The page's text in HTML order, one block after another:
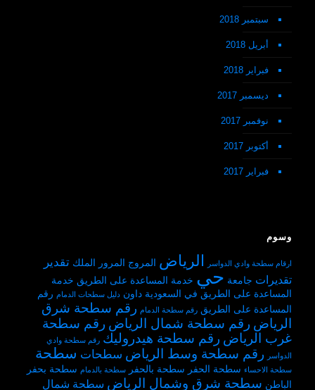
سبتمبر 2018
أبريل 2018
فبراير 2018
ديسمبر 2017
نوفمبر 2017
أكتوبر 2017
فبراير 2017
وسوم
ارقام سطحة وادي الدواسر الرياض المروج المرور الملك تقدير
تقديرات جامعة حي خدمة المساعدة على الطريق خدمة
المساعدة على الطريق في السعودية داون دليل سطحات الدمام رقم
المساعدة على الطريق رقم سطحة الدمام رقم سطحة شرق
الرياض رقم سطحة شمال الرياض رقم سطحة
غرب الرياض رقم سطحة هيدروليك رقم سطحة وادي
الدواسر
رقم سطحة وسط الرياض سطحات سطحة
سطحة الاحساء سطحة الحفر سطحة بالحفر سطحة بالدمام سطحة بحفر
الباطن سطحة شرق وشمال الرياض سطحة شمال